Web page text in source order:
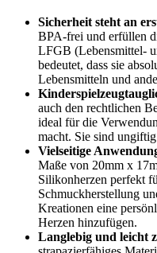
Sicherheit steht an
BPA-frei und erfüllen
LFGB (Lebensmittel-
bedeutet, dass sie
Lebensmitteln und
auch den rechtlichen
ideal für die
macht. Sie sind
Vielseitige
Maße von 20mm x
Silikonherzen perfekt
Schmuckherstellung
Kreationen eine
Herzen hinzufügen.
Langlebig und leicht